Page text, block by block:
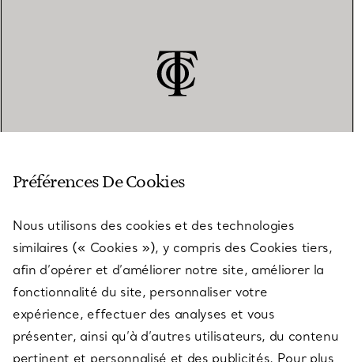
SERVICES
À PROPOS
QUESTIONS LÉGALES
Préférences De Cookies
Nous utilisons des cookies et des technologies
similaires (« Cookies »), y compris des Cookies tiers,
afin d’opérer et d’améliorer notre site, améliorer la
fonctionnalité du site, personnaliser votre
expérience, effectuer des analyses et vous
présenter, ainsi qu’à d’autres utilisateurs, du contenu
pertinent et personnalisé et des publicités. Pour plus